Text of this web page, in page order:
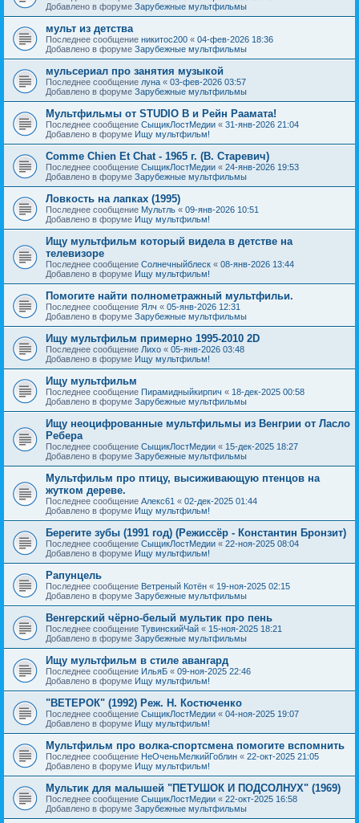
Добавлено в форуме Зарубежные мультфильмы
мульт из детства
Последнее сообщение никитос200 « 04-фев-2026 18:36
Добавлено в форуме Зарубежные мультфильмы
мульсериал про занятия музыкой
Последнее сообщение луна « 03-фев-2026 03:57
Добавлено в форуме Зарубежные мультфильмы
Мультфильмы от STUDIO B и Рейн Раамата!
Последнее сообщение СыщикЛостМедии « 31-янв-2026 21:04
Добавлено в форуме Ищу мультфильм!
Comme Chien Et Chat - 1965 г. (В. Старевич)
Последнее сообщение СыщикЛостМедии « 24-янв-2026 19:53
Добавлено в форуме Зарубежные мультфильмы
Ловкость на лапках (1995)
Последнее сообщение Мультль « 09-янв-2026 10:51
Добавлено в форуме Ищу мультфильм!
Ищу мультфильм который видела в детстве на
телевизоре
Последнее сообщение Солнечныйблеск « 08-янв-2026 13:44
Добавлено в форуме Ищу мультфильм!
Помогите найти полнометражный мультфильи.
Последнее сообщение Ялч « 05-янв-2026 12:31
Добавлено в форуме Зарубежные мультфильмы
Ищу мультфильм примерно 1995-2010 2D
Последнее сообщение Лихо « 05-янв-2026 03:48
Добавлено в форуме Ищу мультфильм!
Ищу мультфильм
Последнее сообщение Пирамидныйкирпич « 18-дек-2025 00:58
Добавлено в форуме Зарубежные мультфильмы
Ищу неоцифрованные мультфильмы из Венгрии от Ласло
Ребера
Последнее сообщение СыщикЛостМедии « 15-дек-2025 18:27
Добавлено в форуме Зарубежные мультфильмы
Мультфильм про птицу, высиживающую птенцов на
жутком дереве.
Последнее сообщение Алекс61 « 02-дек-2025 01:44
Добавлено в форуме Ищу мультфильм!
Берегите зубы (1991 год) (Режиссёр - Константин Бронзит)
Последнее сообщение СыщикЛостМедии « 22-ноя-2025 08:04
Добавлено в форуме Ищу мультфильм!
Рапунцель
Последнее сообщение Ветреный Котён « 19-ноя-2025 02:15
Добавлено в форуме Зарубежные мультфильмы
Венгерский чёрно-белый мультик про пень
Последнее сообщение ТувинскийЧай « 15-ноя-2025 18:21
Добавлено в форуме Зарубежные мультфильмы
Ищу мультфильм в стиле авангард
Последнее сообщение ИльяБ « 09-ноя-2025 22:46
Добавлено в форуме Ищу мультфильм!
"ВЕТЕРОК" (1992) Реж. Н. Костюченко
Последнее сообщение СыщикЛостМедии « 04-ноя-2025 19:07
Добавлено в форуме Ищу мультфильм!
Мультфильм про волка-спортсмена помогите вспомнить
Последнее сообщение НеОченьМелкийГоблин « 22-окт-2025 21:05
Добавлено в форуме Ищу мультфильм!
Мультик для малышей "ПЕТУШОК И ПОДСОЛНУХ" (1969)
Последнее сообщение СыщикЛостМедии « 22-окт-2025 16:58
Добавлено в форуме Зарубежные мультфильмы